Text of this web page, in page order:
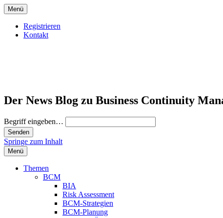
Menü
Registrieren
Kontakt
Der News Blog zu Business Continuity
Begriff eingeben…
Springe zum Inhalt
Menü
Themen
BCM
BIA
Risk Assessment
BCM-Strategien
BCM-Planung